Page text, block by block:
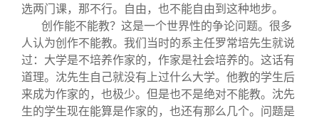
选两门课，那不行。自由，也不能自由到这种地步。
创作能不能教？这是一个世界性的争论问题。很多
人认为创作不能教。我们当时的系主任罗常培先生就说
过：大学是不培养作家的，作家是社会培养的。这话有
道理。沈先生自己就没有上过什么大学。他教的学生后
来成为作家的，也极少。但是也不是绝对不能教。沈先
生的学生现在能算是作家的，也还有那么几个。问题是